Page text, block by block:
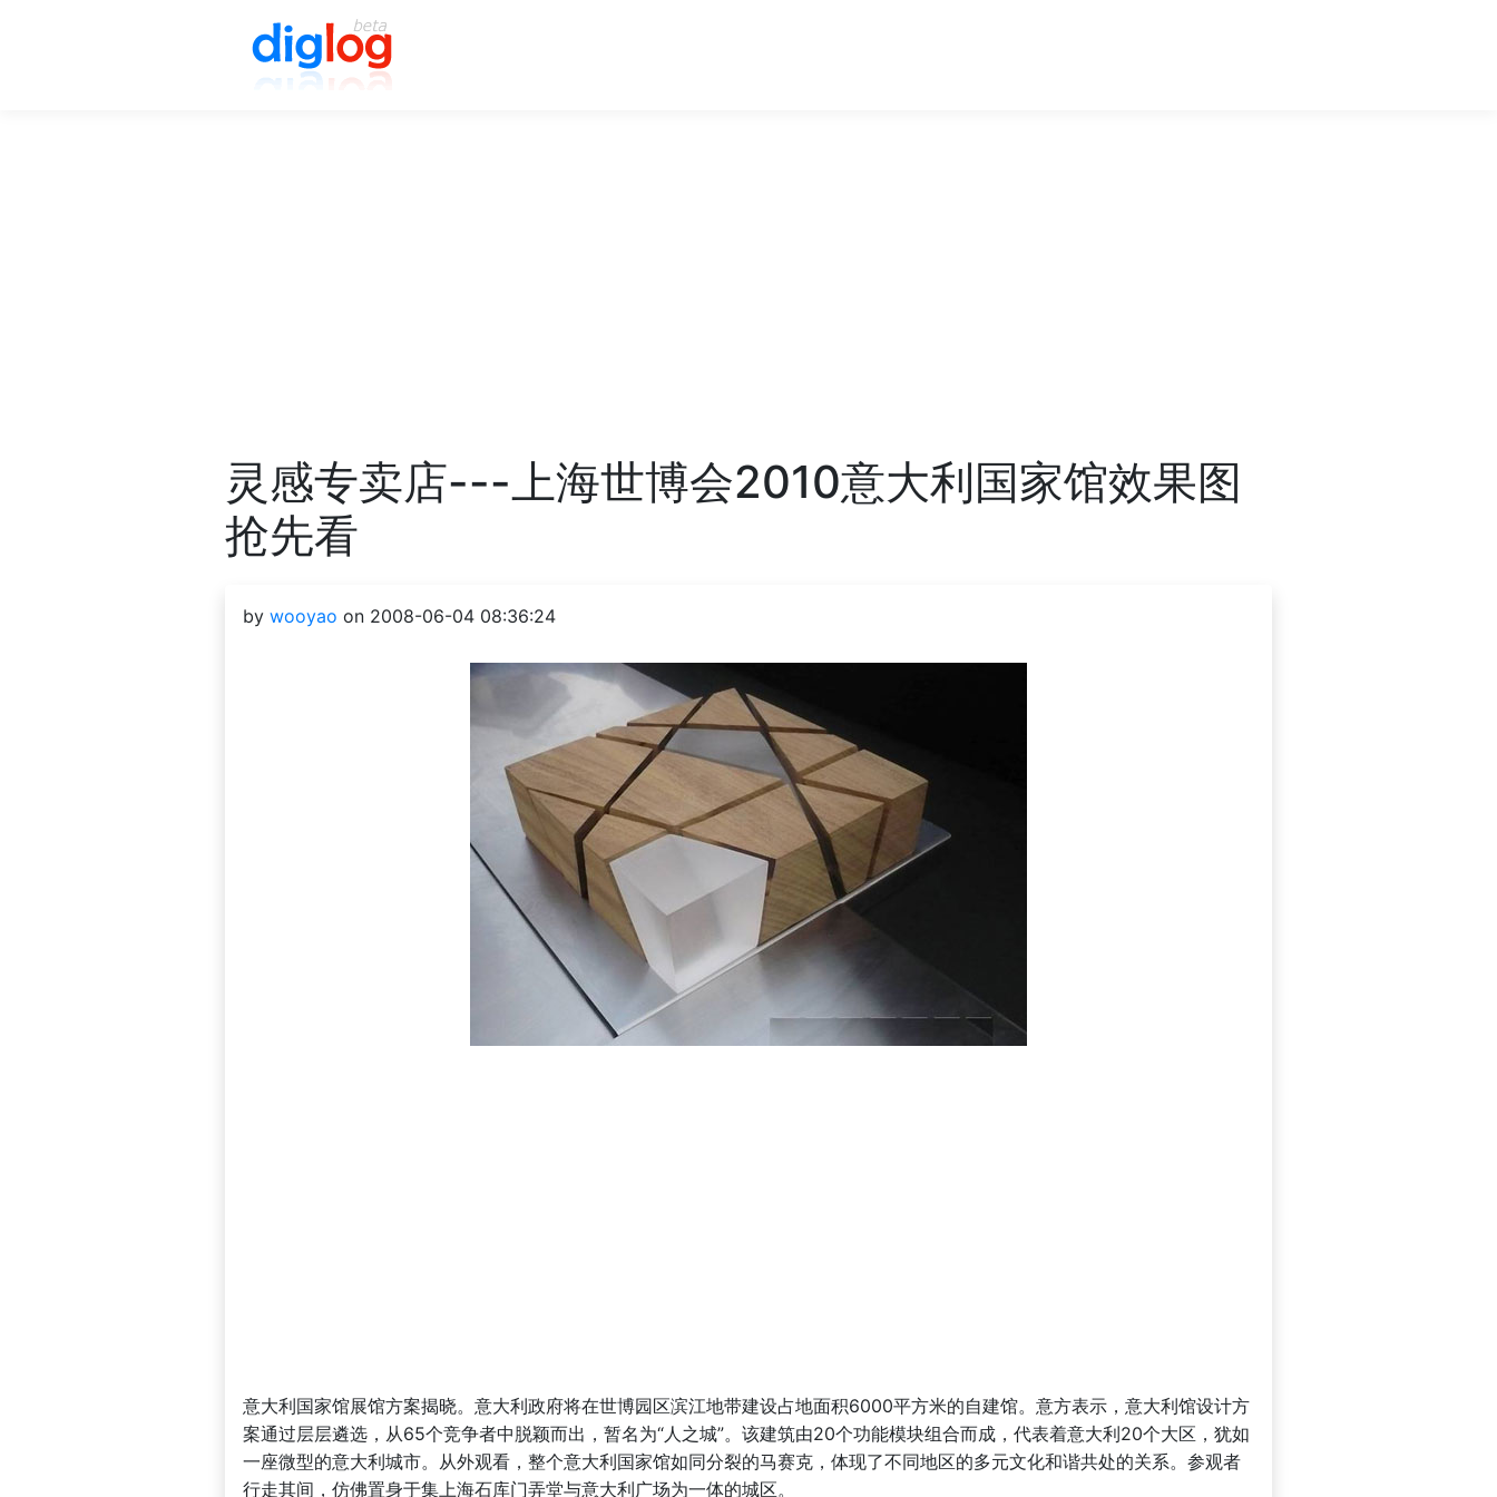
灵感专卖店---上海世博会2010意大利国家馆效果图
抢先看
by wooyao on 2008-06-04 08:36:24
意大利国家馆展馆方案揭晓。意大利政府将在世博园区滨江地带建设占地面积6000平方米的自建馆。意方表示，意大利馆设计方
案通过层层遴选，从65个竞争者中脱颖而出，暂名为“人之城”。该建筑由20个功能模块组合而成，代表着意大利20个大区，犹如
一座微型的意大利城市。从外观看，整个意大利国家馆如同分裂的马赛克，体现了不同地区的多元文化和谐共处的关系。参观者
行走其间，仿佛置身于集上海石库门弄堂与意大利广场为一体的城区。